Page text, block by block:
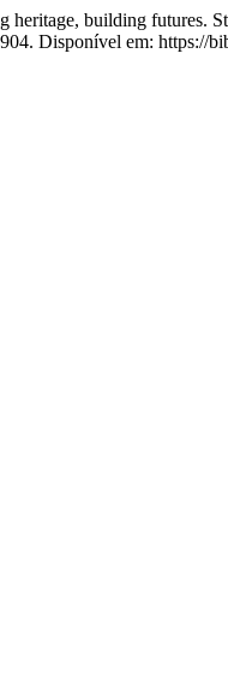
building futures.
Disponível em: https://